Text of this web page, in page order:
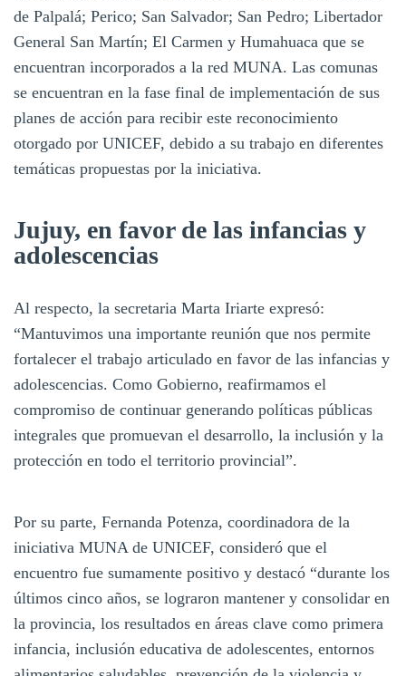
de Palpalá; Perico; San Salvador; San Pedro; Libertador
General San Martín; El Carmen y Humahuaca que se
encuentran incorporados a la red MUNA. Las comunas
se encuentran en la fase final de implementación de sus
planes de acción para recibir este reconocimiento
otorgado por UNICEF, debido a su trabajo en diferentes
temáticas propuestas por la iniciativa.
Jujuy, en favor de las infancias y
adolescencias
Al respecto, la secretaria Marta Iriarte expresó:
“Mantuvimos una importante reunión que nos permite
fortalecer el trabajo articulado en favor de las infancias y
adolescencias. Como Gobierno, reafirmamos el
compromiso de continuar generando políticas públicas
integrales que promuevan el desarrollo, la inclusión y la
protección en todo el territorio provincial”.
Por su parte, Fernanda Potenza, coordinadora de la
iniciativa MUNA de UNICEF, consideró que el
encuentro fue sumamente positivo y destacó “durante los
últimos cinco años, se lograron mantener y consolidar en
la provincia, los resultados en áreas clave como primera
infancia, inclusión educativa de adolescentes, entornos